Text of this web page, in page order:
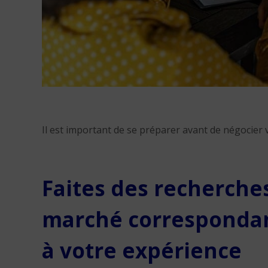
Il est important de se préparer avant de négocier
Faites des
marché
à votre expérience